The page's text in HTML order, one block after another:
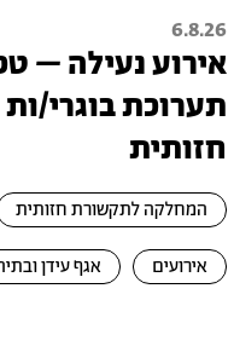
6.8.26
תערוכת בוגרי/
חזותית
המחלקה לתקשורת חזותית
אירועים אגף עידן